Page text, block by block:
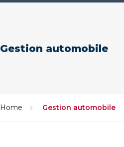
Gestion automobile
Home Gestion automobile